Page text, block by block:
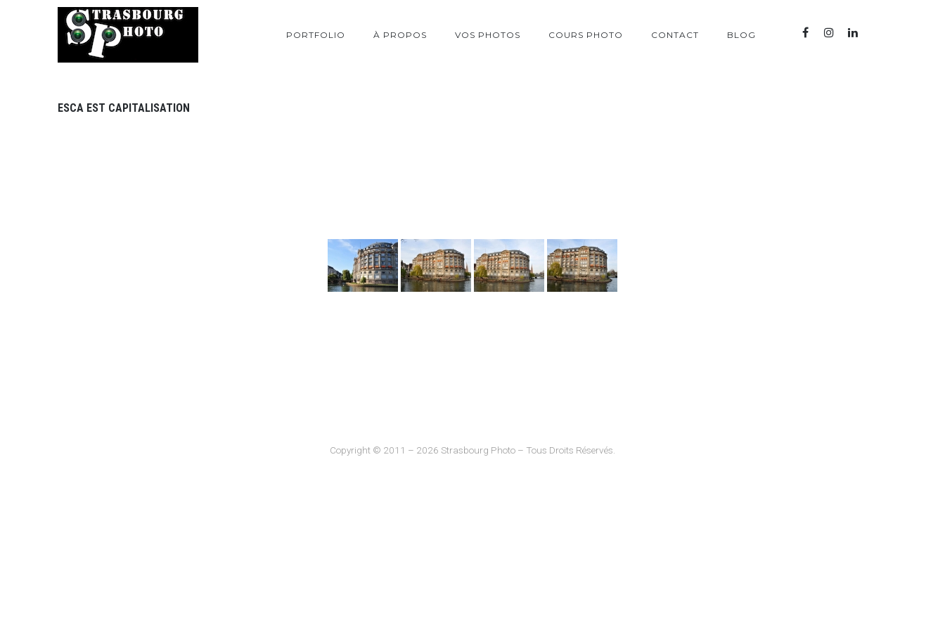
PORTFOLIO À PROPOS VOS PHOTOS COURS PHOTO CONTACT BLOG
ESCA EST CAPITALISATION
Copyright © 2011 – 2026 Strasbourg Photo – Tous Droits Réservés.